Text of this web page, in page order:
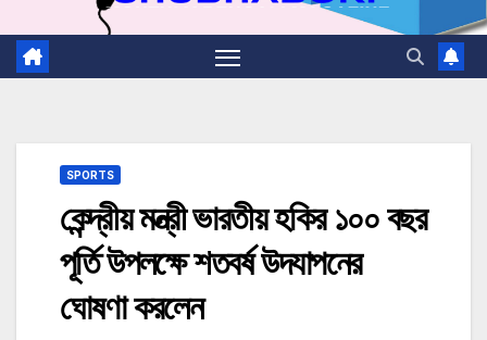
SPORTS
কেন্দ্রীয় মন্ত্রী ভারতীয় হকির ১০০ বছর
পূর্তি উপলক্ষে শতবর্ষ উদযাপনের
ঘোষণা করলেন